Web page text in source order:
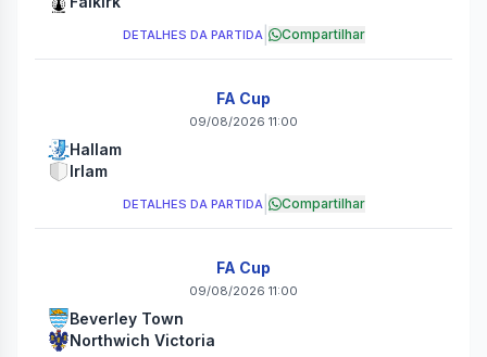
DETALHES DA PARTIDA| Compartilhar
FA Cup
09/08/2026 11:00
Hallam
Irlam
DETALHES DA PARTIDA| Compartilhar
FA Cup
09/08/2026 11:00
Beverley Town
Northwich Victoria